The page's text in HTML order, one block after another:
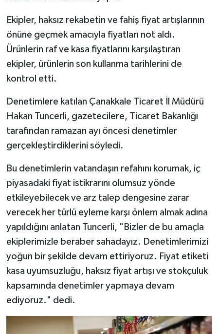
Ekipler, haksız rekabetin ve fahiş fiyat artışlarının
önüne geçmek amacıyla fiyatları not aldı.
Ürünlerin raf ve kasa fiyatlarını karşılaştıran
ekipler, ürünlerin son kullanma tarihlerini de
kontrol etti.
Denetimlere katılan Çanakkale Ticaret İl Müdürü
Hakan Tuncerli, gazetecilere, Ticaret Bakanlığı
tarafından ramazan ayı öncesi denetimler
gerçekleştirdiklerini söyledi.
Bu denetimlerin vatandaşın refahını korumak, iç
piyasadaki fiyat istikrarını olumsuz yönde
etkileyebilecek ve arz talep dengesine zarar
verecek her türlü eyleme karşı önlem almak adına
yapıldığını anlatan Tuncerli, "Bizler de bu amaçla
ekiplerimizle beraber sahadayız. Denetimlerimizi
yoğun bir şekilde devam ettiriyoruz. Fiyat etiketi
kasa uyumsuzluğu, haksız fiyat artışı ve stokçuluk
kapsamında denetimler yapmaya devam
ediyoruz." dedi.